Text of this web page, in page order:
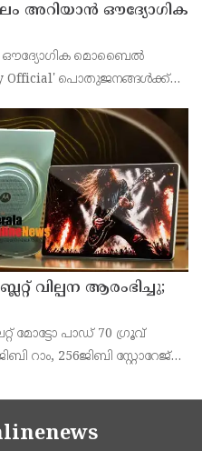
അറിയാൻ ഔദ്യോഗിക
ഔദ്യോഗിക മൊബൈൽ
Official' പൊതുജനങ്ങൾക്ക്
വില്പന ആരംഭിച്ചു;
മോട്ടോ പാഡ് 70 ഗ്രൂവ്
റാം, 256ജിബി സ്റ്റോറേജ്